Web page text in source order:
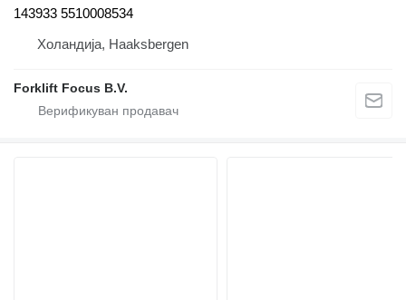
143933 5510008534
Холандија, Haaksbergen
Forklift Focus B.V.